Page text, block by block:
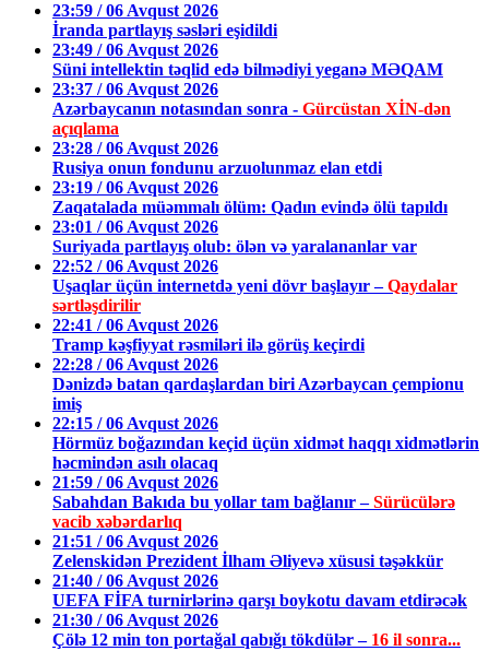
23:59 / 06 Avqust 2026
İranda partlayış səsləri eşidildi
23:49 / 06 Avqust 2026
Süni intellektin təqlid edə bilmədiyi yeganə MƏQAM
23:37 / 06 Avqust 2026
Azərbaycanın notasından sonra - Gürcüstan XİN-dən
açıqlama
23:28 / 06 Avqust 2026
Rusiya onun fondunu arzuolunmaz elan etdi
23:19 / 06 Avqust 2026
Zaqatalada müəmmalı ölüm: Qadın evində ölü tapıldı
23:01 / 06 Avqust 2026
Suriyada partlayış olub: ölən və yaralananlar var
22:52 / 06 Avqust 2026
Uşaqlar üçün internetdə yeni dövr başlayır –Qaydalar
sərtləşdirilir
22:41 / 06 Avqust 2026
Tramp kəşfiyyat rəsmiləri ilə görüş keçirdi
22:28 / 06 Avqust 2026
Dənizdə batan qardaşlardan biri Azərbaycan çempionu
imiş
22:15 / 06 Avqust 2026
Hörmüz boğazından keçid üçün xidmət haqqı xidmətlərin
həcmindən asılı olacaq
21:59 / 06 Avqust 2026
Sabahdan Bakıda bu yollar tam bağlanır –Sürücülərə
vacib xəbərdarlıq
21:51 / 06 Avqust 2026
Zelenskidən Prezident İlham Əliyevə xüsusi təşəkkür
21:40 / 06 Avqust 2026
UEFA FİFA turnirlərinə qarşı boykotu davam etdirəcək
21:30 / 06 Avqust 2026
Çölə 12 min ton portağal qabığı tökdülər – 16 il sonra...